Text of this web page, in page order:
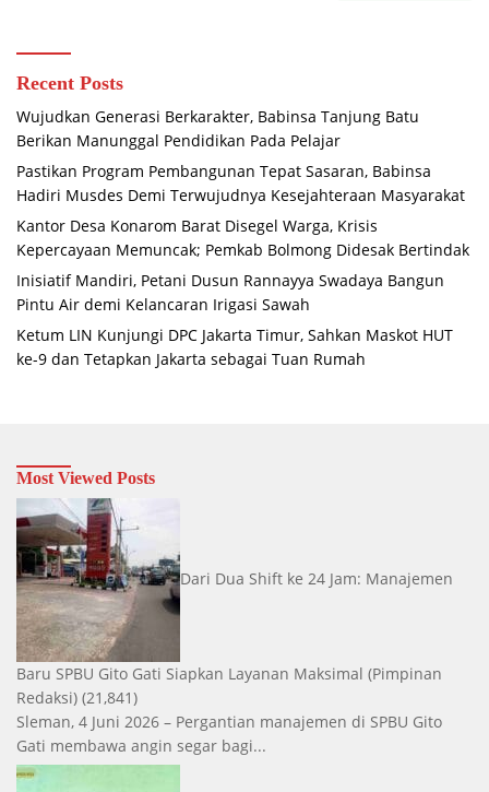
Recent Posts
Wujudkan Generasi Berkarakter, Babinsa Tanjung Batu
Berikan Manunggal Pendidikan Pada Pelajar
Pastikan Program Pembangunan Tepat Sasaran, Babinsa
Hadiri Musdes Demi Terwujudnya Kesejahteraan Masyarakat
Kantor Desa Konarom Barat Disegel Warga, Krisis
Kepercayaan Memuncak; Pemkab Bolmong Didesak Bertindak
Inisiatif Mandiri, Petani Dusun Rannayya Swadaya Bangun
Pintu Air demi Kelancaran Irigasi Sawah
Ketum LIN Kunjungi DPC Jakarta Timur, Sahkan Maskot HUT
ke-9 dan Tetapkan Jakarta sebagai Tuan Rumah
Most Viewed Posts
Dari Dua Shift ke 24 Jam: Manajemen
Baru SPBU Gito Gati Siapkan Layanan Maksimal (Pimpinan
Redaksi) (21,841)
Sleman, 4 Juni 2026 – Pergantian manajemen di SPBU Gito
Gati membawa angin segar bagi...